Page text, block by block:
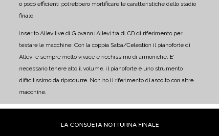
o poco efficienti potrebbero mortificare le caratteristiche dello stadio
finale.
Inserito Allevilive di Giovanni Allevi tra di CD di riferimento per
testare le macchine. Con la coppia Saba/Celestion il pianoforte di
Allevi è sempre molto vivace e ricchissimo di armoniche. E'
necessario tenere alto il volume, il pianoforte è uno strumento
difficilissimo da riprodurre. Non ho il riferimento di ascolto con altre
macchine.
LA CONSUETA NOTTURNA FINALE